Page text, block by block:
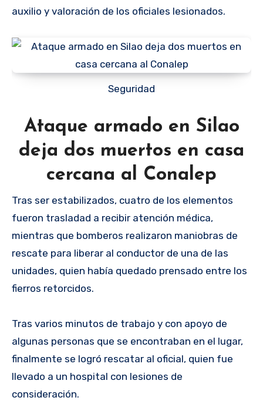
auxilio y valoración de los oficiales lesionados.
Seguridad
Ataque armado en Silao
deja dos muertos en casa
cercana al Conalep
Tras ser estabilizados, cuatro de los elementos
fueron trasladad a recibir atención médica,
mientras que bomberos realizaron maniobras de
rescate para liberar al conductor de una de las
unidades, quien había quedado prensado entre los
fierros retorcidos.
Tras varios minutos de trabajo y con apoyo de
algunas personas que se encontraban en el lugar,
finalmente se logró rescatar al oficial, quien fue
llevado a un hospital con lesiones de
consideración.